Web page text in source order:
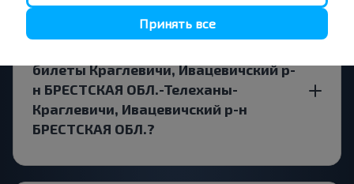
билеты Краглевичи, Ивацевичский р-
н БРЕСТСКАЯ ОБЛ.-Телеханы-
Краглевичи, Ивацевичский р-н
БРЕСТСКАЯ ОБЛ.?
Принять все